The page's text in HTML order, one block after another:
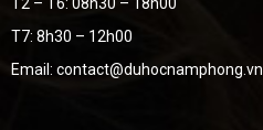
T7: 8h30 – 12h00
Email: contact@duhocnamphong.vn